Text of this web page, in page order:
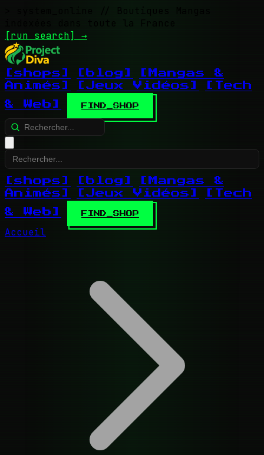
// Boutiques Mangas
indexées dans toute la France
[run search] →
[shops] [blog]
[Mangas &
Animés]
[Jeux Vidéos]
[Tech
& Web]
FIND_SHOP
[shops] [blog]
[Mangas &
Animés]
[Jeux Vidéos]
[Tech
& Web]
FIND_SHOP
Accueil